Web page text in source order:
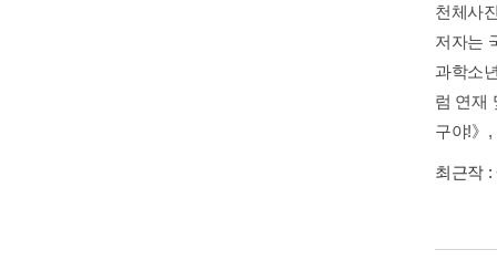
천체사
저자는
과학소
럼 연재
구야!》
최근작 :